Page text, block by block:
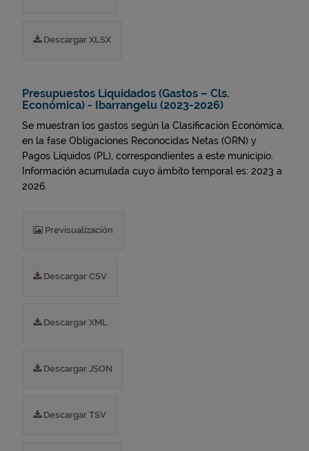
Descargar XLSX
Presupuestos Liquidados (Gastos – Cls.
Económica) - Ibarrangelu (2023-2026)
Se muestran los gastos según la Clasificación Económica,
en la fase Obligaciones Reconocidas Netas (ORN) y
Pagos Líquidos (PL), correspondientes a este municipio.
Información acumulada cuyo ámbito temporal es: 2023 a
2026.
Previsualización
Descargar CSV
Descargar XML
Descargar JSON
Descargar TSV